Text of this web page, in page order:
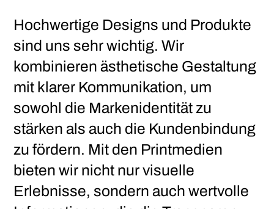
Hochwertige Designs und Produkte
sind uns sehr wichtig. Wir
kombinieren ästhetische Gestaltung
mit klarer Kommunikation, um
sowohl die Markenidentität zu
stärken als auch die Kundenbindung
zu fördern. Mit den Printmedien
bieten wir nicht nur visuelle
Erlebnisse, sondern auch wertvolle